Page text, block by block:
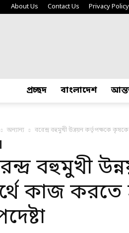
About Us Contact Us Privacy Policy
প্রচ্ছদ বাংলাদেশ
অন্যান্য বরেন্দ্র বহুমুখী উন্নয়ন কর্তৃপক্ষকে
বহুমুখী
কাজ করতে